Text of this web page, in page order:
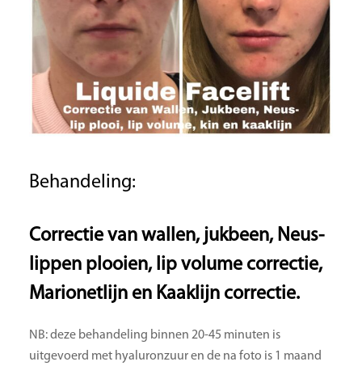
Behandeling:
Correctie van wallen, jukbeen, Neus-
lippen plooien, lip volume correctie,
Marionetlijn en Kaaklijn correctie.
NB: deze behandeling binnen 20-45 minuten is
uitgevoerd met hyaluronzuur en de na foto is 1 maand